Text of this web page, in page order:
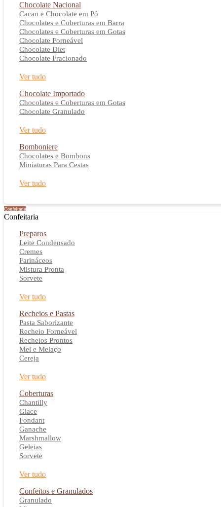
Chocolate Nacional
Cacau e Chocolate em Pó
Chocolates e Coberturas em Barra
Chocolates e Coberturas em Gotas
Chocolate Forneável
Chocolate Diet
Chocolate Fracionado
Ver tudo
Chocolate Importado
Chocolates e Coberturas em Gotas
Chocolate Granulado
Ver tudo
Bomboniere
Chocolates e Bombons
Miniaturas Para Cestas
Ver tudo
Confeitaria
Confeitaria
Preparos
Leite Condensado
Cremes
Farináceos
Mistura Pronta
Sorvete
Ver tudo
Recheios e Pastas
Pasta Saborizante
Recheio Forneável
Recheios Prontos
Mel e Melaço
Cereja
Ver tudo
Coberturas
Chantilly
Glace
Fondant
Ganache
Marshmallow
Geleias
Sorvete
Ver tudo
Confeitos e Granulados
Granulado